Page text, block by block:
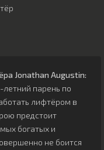
Jonathan Augustin:
парень по
лифтёром в
предстоит
богатых и
не боится